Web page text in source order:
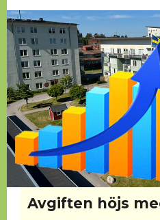
Avgiften höjs